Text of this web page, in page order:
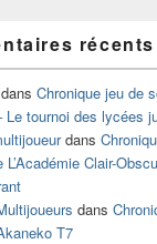
récents
dans Chronique jeu de
Le tournoi des lycées
dans
L’Académie Clair-
dans
T7